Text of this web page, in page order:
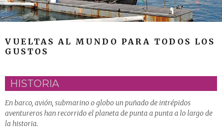
VUELTAS AL MUNDO PARA TODOS LOS
GUSTOS
HISTORIA
En barco, avión, submarino o globo un puñado de intrépidos
aventureros han recorrido el planeta de punta a punta a lo largo de
la historia.